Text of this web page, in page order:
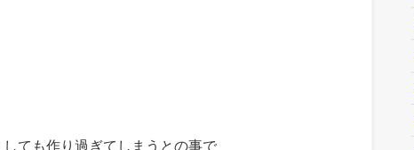
ても作り過ぎてしまうとの事で